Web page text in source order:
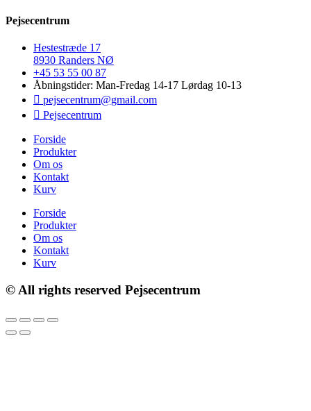
Pejsecentrum
Hestestræde 17
8930 Randers NØ
+45 53 55 00 87
Åbningstider: Man-Fredag 14-17 Lørdag 10-13
pejsecentrum@gmail.com
Pejsecentrum
Forside
Produkter
Om os
Kontakt
Kurv
Forside
Produkter
Om os
Kontakt
Kurv
© All rights reserved Pejsecentrum